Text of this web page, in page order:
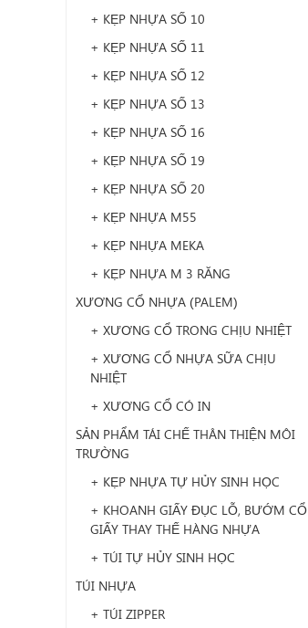
+ KẸP NHỰA SỐ 10
+ KẸP NHỰA SỐ 11
+ KẸP NHỰA SỐ 12
+ KẸP NHỰA SỐ 13
+ KẸP NHỰA SỐ 16
+ KẸP NHỰA SỐ 19
+ KẸP NHỰA SỐ 20
+ KẸP NHỰA M55
+ KẸP NHỰA MEKA
+ KẸP NHỰA M 3 RĂNG
XƯƠNG CỔ NHỰA (PALEM)
+ XƯƠNG CỔ TRONG CHỊU NHIỆT
+ XƯƠNG CỔ NHỰA SỮA CHỊU
NHIỆT
+ XƯƠNG CỔ CÓ IN
SẢN PHẨM TÁI CHẾ THÂN THIỆN MÔI
TRƯỜNG
+ KẸP NHỰA TỰ HỦY SINH HỌC
+ KHOANH GIẤY ĐỤC LỖ, BƯỚM CỔ
GIẤY THAY THẾ HÀNG NHỰA
+ TÚI TỰ HỦY SINH HỌC
TÚI NHỰA
+ TÚI ZIPPER